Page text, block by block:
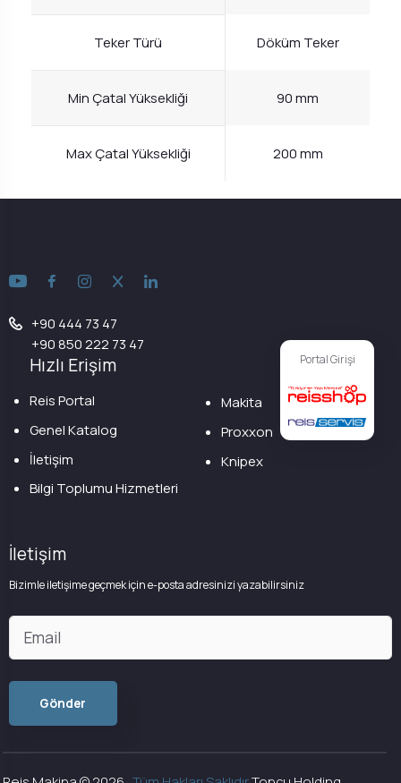
Teker Türü Döküm Teker
Min Çatal Yüksekliği 90 mm
Max Çatal Yüksekliği 200 mm
Portal Girişi
+90 444 73 47
+90 850 222 73 47
Hızlı Erişim
Reis Portal
Genel Katalog
İletişim
Bilgi Toplumu Hizmetleri
Makita
Proxxon
Knipex
İletişim
Bizimle iletişime geçmek için e-posta adresinizi yazabilirsiniz